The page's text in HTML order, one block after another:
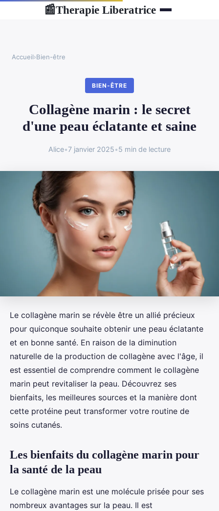
📰Therapie Liberatrice
Accueil›Bien-être
BIEN-ÊTRE
Collagène marin : le secret
d'une peau éclatante et saine
Alice•7 janvier 2025•5 min de lecture
Le collagène marin se révèle être un allié précieux
pour quiconque souhaite obtenir une peau éclatante
et en bonne santé. En raison de la diminution
naturelle de la production de collagène avec l'âge, il
est essentiel de comprendre comment le collagène
marin peut revitaliser la peau. Découvrez ses
bienfaits, les meilleures sources et la manière dont
cette protéine peut transformer votre routine de
soins cutanés.
Les bienfaits du collagène marin pour
la santé de la peau
Le collagène marin est une molécule prisée pour ses
nombreux avantages sur la peau. Il est